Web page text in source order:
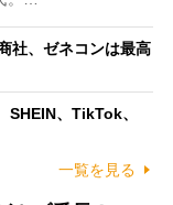
社、ゼネコンは最高
、TikTok、
一覧を見る